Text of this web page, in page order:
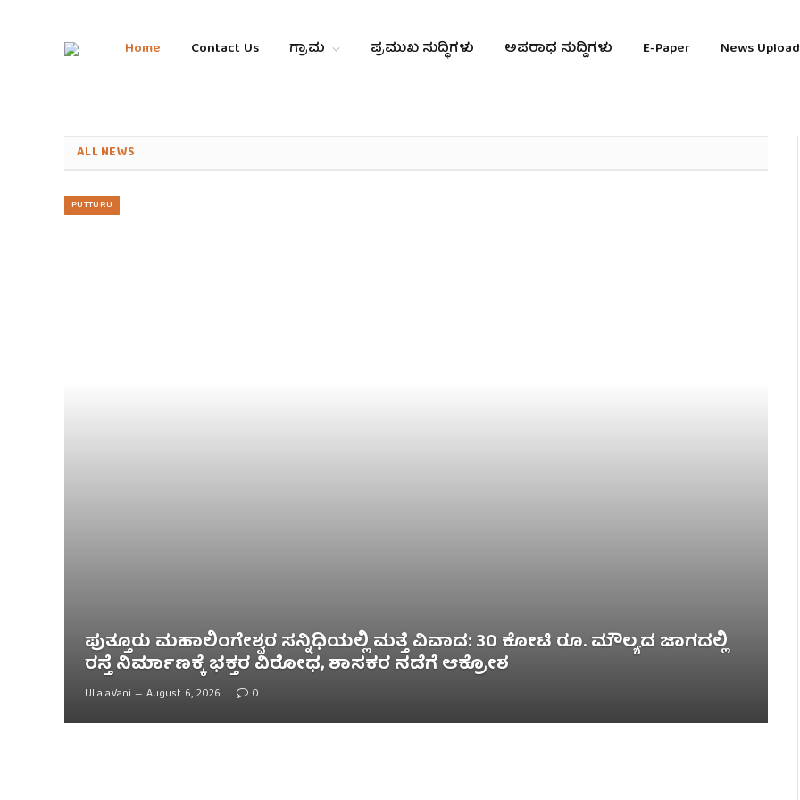
Home Contact Us ಗ್ರಾಮ ಪ್ರಮುಖ ಸುದ್ಧಿಗಳು ಅಪರಾಧ ಸುದ್ದಿಗಳು E-Paper News Upload
ALL NEWS
PUTTURU
ಪುತ್ತೂರು ಮಹಾಲಿಂಗೇಶ್ವರ ಸನ್ನಿಧಿಯಲ್ಲಿ ಮತ್ತೆ ವಿವಾದ: 30 ಕೋಟಿ ರೂ. ಮೌಲ್ಯದ ಜಾಗದಲ್ಲಿ
ರಸ್ತೆ ನಿರ್ಮಾಣಕ್ಕೆ ಭಕ್ತರ ವಿರೋಧ, ಶಾಸಕರ ನಡೆಗೆ ಆಕ್ರೋಶ
UllalaVani August 6, 2026 0